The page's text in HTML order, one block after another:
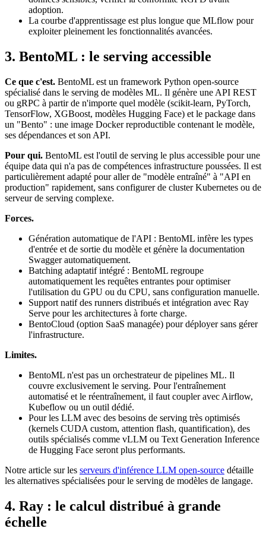
adoption.
La courbe d'apprentissage est plus longue que MLflow pour
exploiter pleinement les fonctionnalités avancées.
3. BentoML : le serving accessible
Ce que c'est. BentoML est un framework Python open-source
spécialisé dans le serving de modèles ML. Il génère une API REST
ou gRPC à partir de n'importe quel modèle (scikit-learn, PyTorch,
TensorFlow, XGBoost, modèles Hugging Face) et le package dans
un "Bento" : une image Docker reproductible contenant le modèle,
ses dépendances et son API.
Pour qui. BentoML est l'outil de serving le plus accessible pour une
équipe data qui n'a pas de compétences infrastructure poussées. Il est
particulièrement adapté pour aller de "modèle entraîné" à "API en
production" rapidement, sans configurer de cluster Kubernetes ou de
serveur de serving complexe.
Forces.
Génération automatique de l'API : BentoML infère les types
d'entrée et de sortie du modèle et génère la documentation
Swagger automatiquement.
Batching adaptatif intégré : BentoML regroupe
automatiquement les requêtes entrantes pour optimiser
l'utilisation du GPU ou du CPU, sans configuration manuelle.
Support natif des runners distribués et intégration avec Ray
Serve pour les architectures à forte charge.
BentoCloud (option SaaS managée) pour déployer sans gérer
l'infrastructure.
Limites.
BentoML n'est pas un orchestrateur de pipelines ML. Il
couvre exclusivement le serving. Pour l'entraînement
automatisé et le réentraînement, il faut coupler avec Airflow,
Kubeflow ou un outil dédié.
Pour les LLM avec des besoins de serving très optimisés
(kernels CUDA custom, attention flash, quantification), des
outils spécialisés comme vLLM ou Text Generation Inference
de Hugging Face seront plus performants.
Notre article sur les serveurs d'inférence LLM open-source détaille
les alternatives spécialisées pour le serving de modèles de langage.
4. Ray : le calcul distribué à grande
échelle